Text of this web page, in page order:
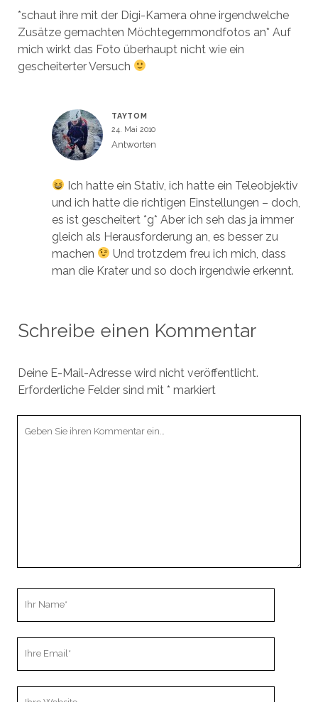
*schaut ihre mit der Digi-Kamera ohne irgendwelche
Zusätze gemachten Möchtegernmondfotos an* Auf
mich wirkt das Foto überhaupt nicht wie ein
gescheiterter Versuch
TAYTOM
24. Mai 2010
Antworten
Ich hatte ein Stativ, ich hatte ein Teleobjektiv
und ich hatte die richtigen Einstellungen – doch,
es ist gescheitert *g* Aber ich seh das ja immer
gleich als Herausforderung an, es besser zu
machen
Und trotzdem freu ich mich, dass
man die Krater und so doch irgendwie erkennt.
Schreibe einen Kommentar
Deine E-Mail-Adresse wird nicht veröffentlicht.
Erforderliche Felder sind mit * markiert